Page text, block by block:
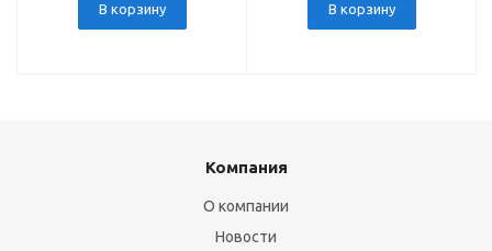
В корзину В корзину
Компания
О компании
Новости